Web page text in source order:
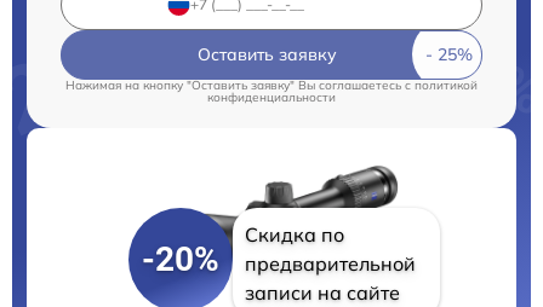
Оставить заявку
Нажимая на кнопку "Оставить заявку" Вы соглашаетесь cполитикой
конфиденциальности
-20%
Скидка по
предварительной
записи на сайте